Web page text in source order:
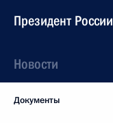
Президент России
Новости
Документы